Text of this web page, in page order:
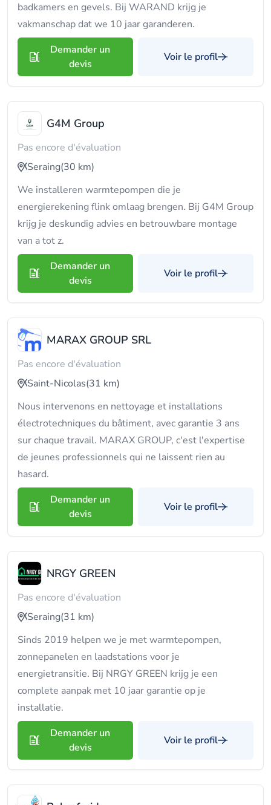
badkamers en gevels. Bij WARAND krijg je
vakmanschap dat we 10 jaar garanderen.
Demander un
devis
Voir le profil
G4M Group
Pas encore d'évaluation
Seraing(30 km)
We installeren warmtepompen die je
energierekening flink omlaag brengen. Bij G4M Group
krijg je deskundig advies en betrouwbare montage
van a tot z.
Demander un
devis
Voir le profil
MARAX GROUP SRL
Pas encore d'évaluation
Saint-Nicolas(31 km)
Nous intervenons en nettoyage et installations
électrotechniques du bâtiment, avec garantie 3 ans
sur chaque travail. MARAX GROUP, c'est l'expertise
de jeunes professionnels qui ne laissent rien au
hasard.
Demander un
devis
Voir le profil
NRGY GREEN
Pas encore d'évaluation
Seraing(31 km)
Sinds 2019 helpen we je met warmtepompen,
zonnepanelen en laadstations voor je
energietransitie. Bij NRGY GREEN krijg je een
complete aanpak met 10 jaar garantie op je
installatie.
Demander un
devis
Voir le profil